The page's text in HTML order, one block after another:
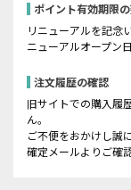
ポイント有効期限
リニューアルを記念
ニューアルオープン
注文履歴の確認
旧サイトでの購入履
ん。
ご不便をおかけし誠
確定メールよりご確